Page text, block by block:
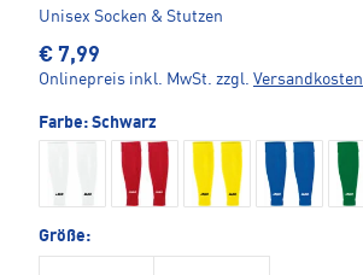
Unisex Socken & Stutzen
€ 7,99
Onlinepreis inkl. MwSt. zzgl. Versandkosten
Farbe: Schwarz
Größe: